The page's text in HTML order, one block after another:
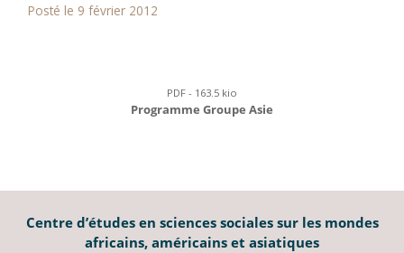
Posté le 9 février 2012
PDF - 163.5 kio
Programme Groupe Asie
Centre d’études en sciences sociales sur les mondes
africains, américains et asiatiques